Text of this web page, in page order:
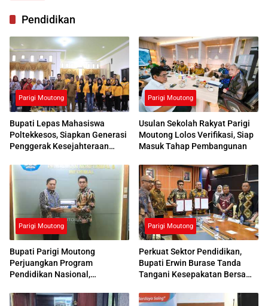
Pendidikan
Parigi Moutong
Bupati Lepas Mahasiswa
Poltekkesos, Siapkan Generasi
Penggerak Kesejahteraan
Parigi Moutong
Usulan Sekolah Rakyat Parigi
Moutong Lolos Verifikasi, Siap
Masuk Tahap Pembangunan
Parigi Moutong
Bupati Parigi Moutong
Perjuangkan Program
Pendidikan Nasional,
Respons Positif
Parigi Moutong
Perkuat Sektor Pendidikan,
Bupati Erwin Burase Tanda
Tangani Kesepakatan Bersama